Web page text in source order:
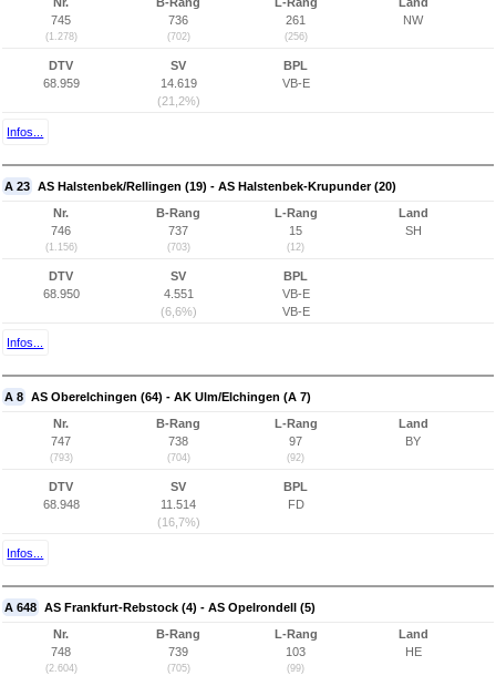
745
(1.278)
736
(702)
261
(256)
NW
DTV
68.959
SV
14.619
(21,2%)
BPL
VB-E
Infos...
A 23 AS Halstenbek/Rellingen (19) - AS Halstenbek-Krupunder (20)
Nr.
746
(1.156)
B-Rang
737
(703)
L-Rang
15
(12)
Land
SH
DTV
68.950
SV
4.551
(6,6%)
BPL
VB-E
VB-E
Infos...
A 8 AS Oberelchingen (64) - AK Ulm/Elchingen (A 7)
Nr.
747
(793)
B-Rang
738
(704)
L-Rang
97
(92)
Land
BY
DTV
68.948
SV
11.514
(16,7%)
BPL
FD
Infos...
A 648 AS Frankfurt-Rebstock (4) - AS Opelrondell (5)
Nr.
748
(2.604)
B-Rang
739
(705)
L-Rang
103
(99)
Land
HE